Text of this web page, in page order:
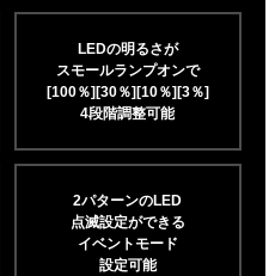
LEDの明るさが
スモールランプオンで
[100％][30％][10％][3％]
4段階調整可能
2パターンのLED
点滅設定ができる
イベントモード
設定可能